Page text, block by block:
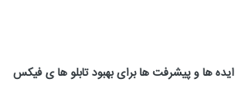
ایده ها و پیشرفت ها برای بهبود تابلو ها ی فیکس